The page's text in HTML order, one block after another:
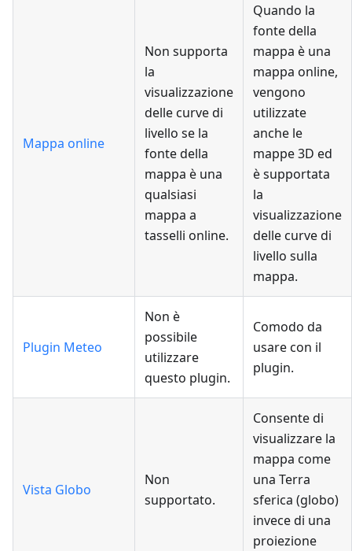
Mappa online
Non supporta
la
visualizzazione
delle curve di
livello se la
fonte della
mappa è una
qualsiasi
mappa a
tasselli online.
Quando la
fonte della
mappa è una
mappa online,
vengono
utilizzate
anche le
mappe 3D ed
è supportata
la
visualizzazione
delle curve di
livello sulla
mappa.
Plugin Meteo
Non è
possibile
utilizzare
questo plugin.
Comodo da
usare con il
plugin.
Vista Globo
Non
supportato.
Consente di
visualizzare la
mappa come
una Terra
sferica (globo)
invece di una
proiezione